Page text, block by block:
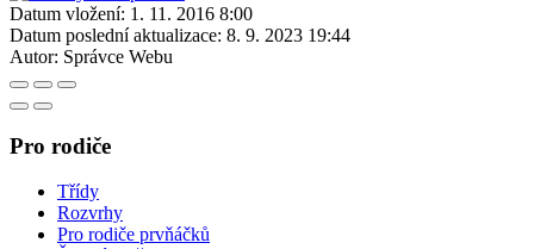
Datum vložení: 1. 11. 2016 8:00
Datum poslední aktualizace: 8. 9. 2023 19:44
Autor: Správce Webu
Pro rodiče
Třídy
Rozvrhy
Pro rodiče prvňáčků